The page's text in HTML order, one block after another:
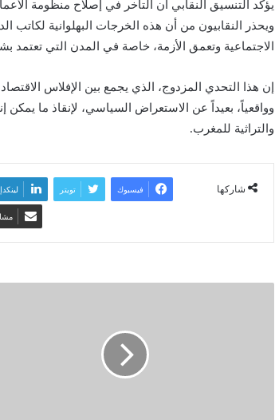
يؤكد التنسيق النقابي أن التأخر في إصلاح منظومة
ويحذر النقابيون من أن هذه الخرجات البهلوانية لكاتب
الاجتماعية وتعمق الأزمة، خاصة في المدن التي
إن هذا التحدي المزدوج، الذي يجمع بين الإفلاس
وواقعياً، بعيداً عن الاستعراض السياسي، لإنقاذ ما يمكن
والتراثية للمغرب.
شاركها فيسبوك تويتر